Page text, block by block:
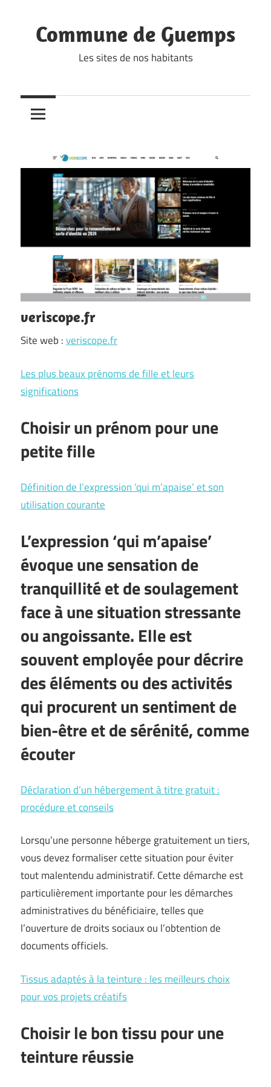
content
Commune de Guemps
Les sites de nos habitants
veriscope.fr
Site web :veriscope.fr
Les plus beaux prénoms de fille et leurs
significations
Choisir un prénom pour une
petite fille
Définition de l’expression ‘qui m’apaise’ et son
utilisation courante
L’expression ‘qui m’apaise’
évoque une sensation de
tranquillité et de soulagement
face à une situation stressante
ou angoissante. Elle est
souvent employée pour décrire
des éléments ou des activités
qui procurent un sentiment de
bien-être et de sérénité, comme
écouter
Déclaration d’un hébergement à titre gratuit :
procédure et conseils
Lorsqu’une personne héberge gratuitement un tiers,
vous devez formaliser cette situation pour éviter
tout malentendu administratif. Cette démarche est
particulièrement importante pour les démarches
administratives du bénéficiaire, telles que
l’ouverture de droits sociaux ou l’obtention de
documents officiels.
Tissus adaptés à la teinture : les meilleurs choix
pour vos projets créatifs
Choisir le bon tissu pour une
teinture réussie